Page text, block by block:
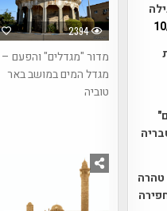
2394
מדור "מגדלים" והפעם –
מגדל המים במושב באר
טוביה
טהרה